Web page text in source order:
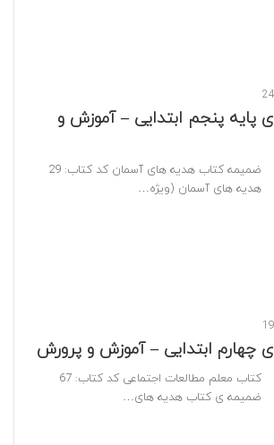
پایه پنجم ابتدایی – آموزش و
ضمیمه کتاب هدیه های آسمان کد کتاب: 29
هدیه های آسمان (ویژه…
چهارم ابتدایی – آموزش و پرورش
کتاب معلم مطالعات اجتماعی کد کتاب: 67
ضمیمه ی کتاب هدیه های…